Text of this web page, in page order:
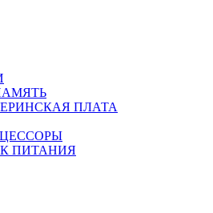
ПЛАТА
ПИТАНИЯ